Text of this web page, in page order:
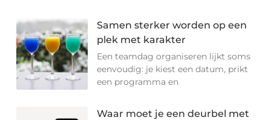
Samen sterker worden op een
plek met karakter
Een teamdag organiseren lijkt soms
eenvoudig: je kiest een datum, prikt
een programma en
Waar moet je een deurbel met